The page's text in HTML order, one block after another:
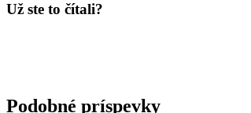
Už ste to čítali?
Podobné príspevky